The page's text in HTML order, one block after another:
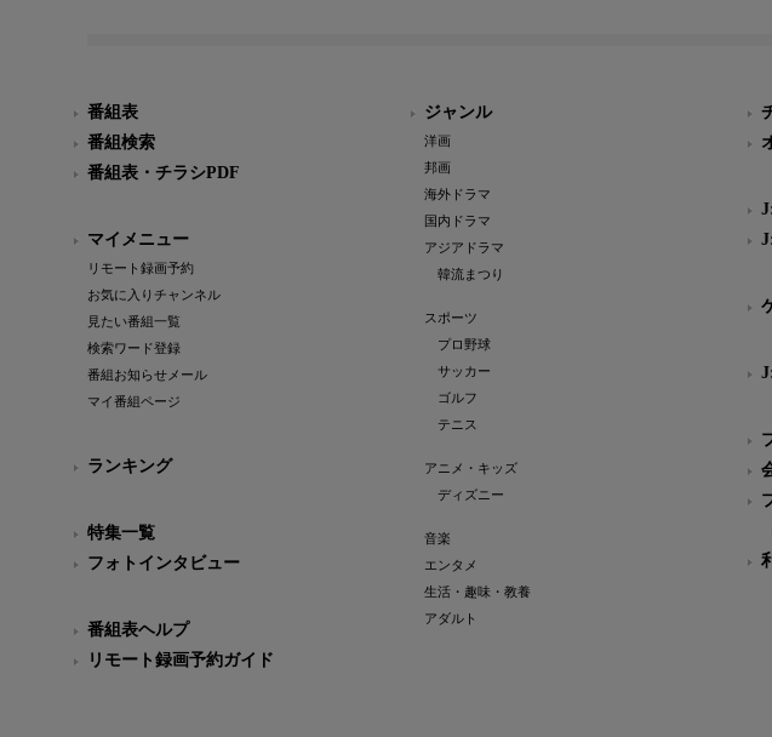
番組表
番組検索
番組表・チラシPDF
マイメニュー
リモート録画予約
お気に入りチャンネル
見たい番組一覧
検索ワード登録
番組お知らせメール
マイ番組ページ
ランキング
特集一覧
フォトインタビュー
番組表ヘルプ
リモート録画予約ガイド
ジャンル
洋画
邦画
海外ドラマ
国内ドラマ
アジアドラマ
韓流まつり
スポーツ
プロ野球
サッカー
ゴルフ
テニス
アニメ・キッズ
ディズニー
音楽
エンタメ
生活・趣味・教養
アダルト